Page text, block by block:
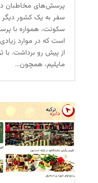
پرسش‌های مخاطبان
سفر به یک کشور دیگر
سکونت، همواره با
است که در موارد
از پیش رو برداشت. با
مایلیم، همچون...